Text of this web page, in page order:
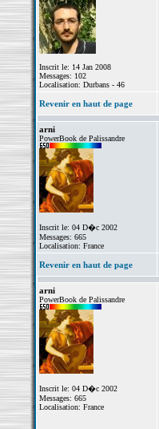
Inscrit le: 14 Jan 2008
Messages: 102
Localisation: Durbans - 46
Revenir en haut de page
arni
PowerBook de Palissandre
Inscrit le: 04 D�c 2002
Messages: 665
Localisation: France
Revenir en haut de page
arni
PowerBook de Palissandre
Inscrit le: 04 D�c 2002
Messages: 665
Localisation: France